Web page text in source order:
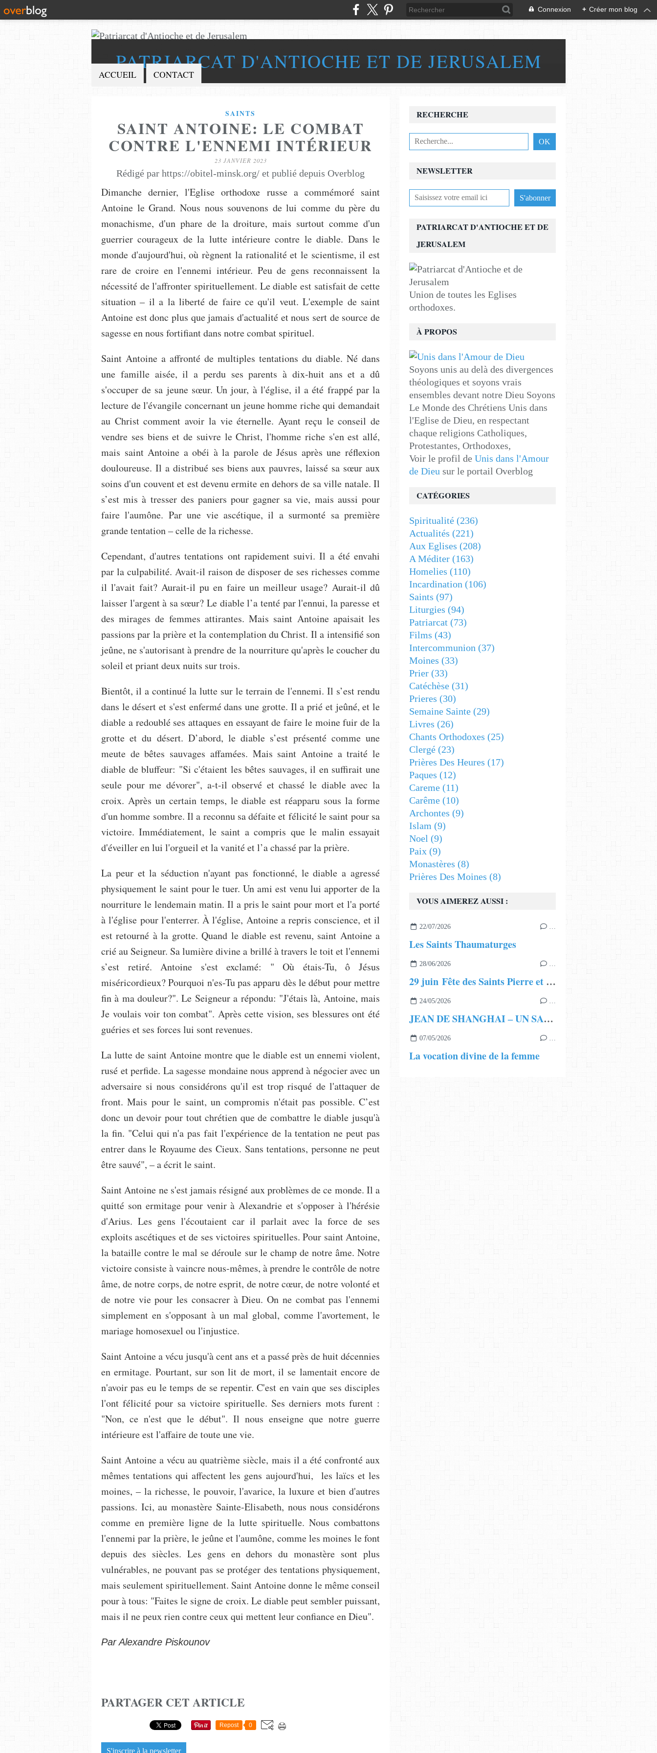
Connexion + Créer mon blog
PATRIARCAT D'ANTIOCHE ET DE JERUSALEM
ACCUEIL CONTACT
SAINTS
SAINT ANTOINE: LE COMBAT
CONTRE L'ENNEMI INTÉRIEUR
23 JANVIER 2023
Rédigé par https://obitel-minsk.org/ et publié depuis Overblog
Dimanche dernier, l'Eglise orthodoxe russe a commémoré saint
Antoine le Grand. Nous nous souvenons de lui comme du père du
monachisme, d'un phare de la droiture, mais surtout comme d'un
guerrier courageux de la lutte intérieure contre le diable. Dans le
monde d'aujourd'hui, où règnent la rationalité et le scientisme, il est
rare de croire en l'ennemi intérieur. Peu de gens reconnaissent la
nécessité de l'affronter spirituellement. Le diable est satisfait de cette
situation ‒ il a la liberté de faire ce qu'il veut. L'exemple de saint
Antoine est donc plus que jamais d'actualité et nous sert de source de
sagesse en nous fortifiant dans notre combat spirituel.
Saint Antoine a affronté de multiples tentations du diable. Né dans
une famille aisée, il a perdu ses parents à dix-huit ans et a dû
s'occuper de sa jeune sœur. Un jour, à l'église, il a été frappé par la
lecture de l'évangile concernant un jeune homme riche qui demandait
au Christ comment avoir la vie éternelle. Ayant reçu le conseil de
vendre ses biens et de suivre le Christ, l'homme riche s'en est allé,
mais saint Antoine a obéi à la parole de Jésus après une réflexion
douloureuse. Il a distribué ses biens aux pauvres, laissé sa sœur aux
soins d'un couvent et est devenu ermite en dehors de sa ville natale. Il
s’est mis à tresser des paniers pour gagner sa vie, mais aussi pour
faire l'aumône. Par une vie ascétique, il a surmonté sa première
grande tentation ‒ celle de la richesse.
Cependant, d'autres tentations ont rapidement suivi. Il a été envahi
par la culpabilité. Avait-il raison de disposer de ses richesses comme
il l'avait fait? Aurait-il pu en faire un meilleur usage? Aurait-il dû
laisser l'argent à sa sœur? Le diable l’a tenté par l'ennui, la paresse et
des mirages de femmes attirantes. Mais saint Antoine apaisait les
passions par la prière et la contemplation du Christ. Il a intensifié son
jeûne, ne s'autorisant à prendre de la nourriture qu'après le coucher du
soleil et priant deux nuits sur trois.
Bientôt, il a continué la lutte sur le terrain de l'ennemi. Il s’est rendu
dans le désert et s'est enfermé dans une grotte. Il a prié et jeûné, et le
diable a redoublé ses attaques en essayant de faire le moine fuir de la
grotte et du désert. D’abord, le diable s’est présenté comme une
meute de bêtes sauvages affamées. Mais saint Antoine a traité le
diable de bluffeur: "Si c'étaient les bêtes sauvages, il en suffirait une
seule pour me dévorer", a-t-il observé et chassé le diable avec la
croix. Après un certain temps, le diable est réapparu sous la forme
d'un homme sombre. Il a reconnu sa défaite et félicité le saint pour sa
victoire. Immédiatement, le saint a compris que le malin essayait
d'éveiller en lui l'orgueil et la vanité et l’a chassé par la prière.
La peur et la séduction n'ayant pas fonctionné, le diable a agressé
physiquement le saint pour le tuer. Un ami est venu lui apporter de la
nourriture le lendemain matin. Il a pris le saint pour mort et l'a porté
à l'église pour l'enterrer. À l'église, Antoine a repris conscience, et il
est retourné à la grotte. Quand le diable est revenu, saint Antoine a
crié au Seigneur. Sa lumière divine a brillé à travers le toit et l'ennemi
s’est retiré. Antoine s'est exclamé: " Où étais-Tu, ô Jésus
miséricordieux? Pourquoi n'es-Tu pas apparu dès le début pour mettre
fin à ma douleur?". Le Seigneur a répondu: "J'étais là, Antoine, mais
Je voulais voir ton combat". Après cette vision, ses blessures ont été
guéries et ses forces lui sont revenues.
La lutte de saint Antoine montre que le diable est un ennemi violent,
rusé et perfide. La sagesse mondaine nous apprend à négocier avec un
adversaire si nous considérons qu'il est trop risqué de l'attaquer de
front. Mais pour le saint, un compromis n'était pas possible. C’est
donc un devoir pour tout chrétien que de combattre le diable jusqu'à
la fin. "Celui qui n'a pas fait l'expérience de la tentation ne peut pas
entrer dans le Royaume des Cieux. Sans tentations, personne ne peut
être sauvé", ‒ a écrit le saint.
Saint Antoine ne s'est jamais résigné aux problèmes de ce monde. Il a
quitté son ermitage pour venir à Alexandrie et s'opposer à l'hérésie
d'Arius. Les gens l'écoutaient car il parlait avec la force de ses
exploits ascétiques et de ses victoires spirituelles. Pour saint Antoine,
la bataille contre le mal se déroule sur le champ de notre âme. Notre
victoire consiste à vaincre nous-mêmes, à prendre le contrôle de notre
âme, de notre corps, de notre esprit, de notre cœur, de notre volonté et
de notre vie pour les consacrer à Dieu. On ne combat pas l'ennemi
simplement en s'opposant à un mal global, comme l'avortement, le
mariage homosexuel ou l'injustice.
Saint Antoine a vécu jusqu'à cent ans et a passé près de huit décennies
en ermitage. Pourtant, sur son lit de mort, il se lamentait encore de
n'avoir pas eu le temps de se repentir. C'est en vain que ses disciples
l'ont félicité pour sa victoire spirituelle. Ses derniers mots furent :
"Non, ce n'est que le début". Il nous enseigne que notre guerre
intérieure est l'affaire de toute une vie.
Saint Antoine a vécu au quatrième siècle, mais il a été confronté aux
mêmes tentations qui affectent les gens aujourd'hui, les laïcs et les
moines, ‒ la richesse, le pouvoir, l'avarice, la luxure et bien d'autres
passions. Ici, au monastère Sainte-Elisabeth, nous nous considérons
comme en première ligne de la lutte spirituelle. Nous combattons
l'ennemi par la prière, le jeûne et l'aumône, comme les moines le font
depuis des siècles. Les gens en dehors du monastère sont plus
vulnérables, ne pouvant pas se protéger des tentations physiquement,
mais seulement spirituellement. Saint Antoine donne le même conseil
pour à tous: "Faites le signe de croix. Le diable peut sembler puissant,
mais il ne peux rien contre ceux qui mettent leur confiance en Dieu".
Par Alexandre Piskounov
PARTAGER CET ARTICLE
Repost 0
S'inscrire à la newsletter
NEWSLETTER
RECHERCHE
PATRIARCAT D'ANTIOCHE ET DE
JERUSALEM
Union de toutes les Eglises
orthodoxes.
À PROPOS
Soyons unis au delà des divergences
théologiques et soyons vrais
ensembles devant notre Dieu Soyons
Le Monde des Chrétiens Unis dans
l'Eglise de Dieu, en respectant
chaque religions Catholiques,
Protestantes, Orthodoxes,
Voir le profil de Unis dans l'Amour
de Dieu sur le portail Overblog
VOUS AIMEREZ AUSSI :
22/07/2026 …
Les Saints Thaumaturges
28/06/2026 …
29 juin Fête des Saints Pierre et Paul
24/05/2026 …
JEAN DE SHANGHAI ‒ UN SAINT ET UN THAUMATURGE MODERNE
07/05/2026 …
La vocation divine de la femme
CATÉGORIES
Spiritualité (236)
Actualités (221)
Aux Eglises (208)
A Méditer (163)
Homelies (110)
Incardination (106)
Saints (97)
Liturgies (94)
Patriarcat (73)
Films (43)
Intercommunion (37)
Moines (33)
Prier (33)
Catéchèse (31)
Prieres (30)
Semaine Sainte (29)
Livres (26)
Chants Orthodoxes (25)
Clergé (23)
Prières Des Heures (17)
Paques (12)
Careme (11)
Carême (10)
Archontes (9)
Islam (9)
Noel (9)
Paix (9)
Monastères (8)
Prières Des Moines (8)